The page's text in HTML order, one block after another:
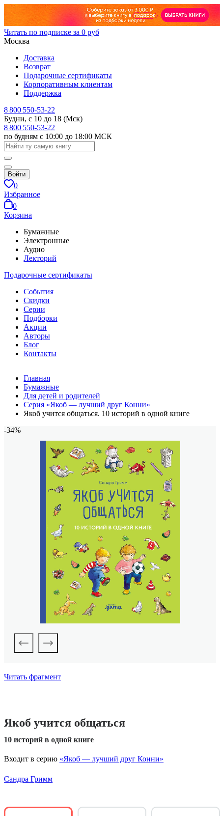
Читать по подписке за 0 руб
Москва
Доставка
Возврат
Подарочные сертификаты
Корпоративным клиентам
Поддержка
8 800 550-53-22
Будни, с 10 до 18 (Мск)
8 800 550-53-22
по будням с 10:00 до 18:00 МСК
Войти
0
Избранное
0
Корзина
Бумажные
Электронные
Аудио
Лекторий
Подарочные сертификаты
События
Скидки
Серии
Подборки
Акции
Авторы
Блог
Контакты
Главная
Бумажные
Для детей и родителей
Серия «Якоб — лучший друг Конни»
Якоб учится общаться. 10 историй в одной книге
-34%
Читать фрагмент
Якоб учится общаться
10 историй в одной книге
Входит в серию «Якоб — лучший друг Конни»
Сандра Гримм